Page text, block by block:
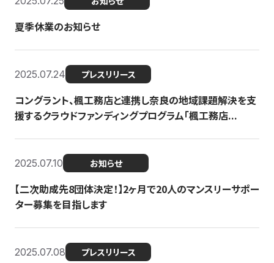
夏季休業のお知らせ
2025.07.24 プレスリリース
コングラント、楓工務店と連携し奈良の地域課題解決を支
援するクラウドファンディングプログラム「楓工務店...
2025.07.10 お知らせ
【二次助成先8団体決定！】2ヶ月で20人のマンスリーサポー
ター募集を目指します
2025.07.08 プレスリリース